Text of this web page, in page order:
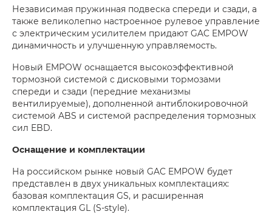
Независимая пружинная подвеска спереди и сзади, а
также великолепно настроенное рулевое управление
с электрическим усилителем придают GAC EMPOW
динамичность и улучшенную управляемость.
Новый EMPOW оснащается высокоэффективной
тормозной системой с дисковыми тормозами
спереди и сзади (передние механизмы
вентилируемые), дополненной антиблокировочной
системой ABS и системой распределения тормозных
сил EBD.
Оснащение и комплектации
На российском рынке новый GAC EMPOW будет
представлен в двух уникальных комплектациях:
базовая комплектация GS, и расширенная
комплектация GL (S-style).